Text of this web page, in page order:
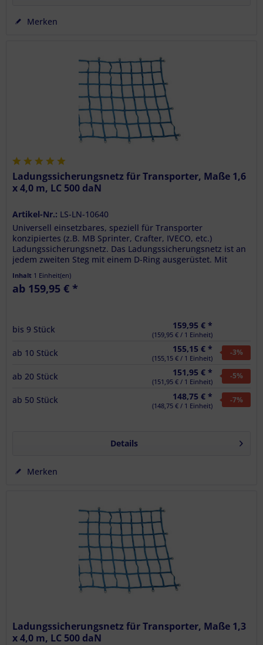
Merken
Ladungssicherungsnetz für Transporter, Maße 1,6
x 4,0 m, LC 500 daN
Artikel-Nr.: LS-LN-10640
Universell einsetzbares, speziell für Transporter
konzipiertes (z.B. MB Sprinter, Crafter, IVECO, etc.)
Ladungssicherungsnetz. Das Ladungssicherungsnetz ist an
jedem zweiten Steg mit einem D-Ring ausgerüstet. Mit
Inhalt 1 Einheit(en)
ab 159,95 € *
bis 9 Stück 159,95 € *
(159,95 € / 1 Einheit)
ab 10 Stück 155,15 € *
(155,15 € / 1 Einheit)
-3%
ab 20 Stück 151,95 € *
(151,95 € / 1 Einheit)
-5%
ab 50 Stück 148,75 € *
(148,75 € / 1 Einheit)
-7%
Details
Merken
Ladungssicherungsnetz für Transporter, Maße 1,3
x 4,0 m, LC 500 daN